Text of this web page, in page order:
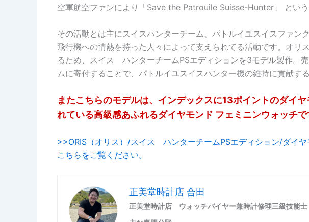
空軍航空ファンにより「Save the Patrouile Suisse-Hunter」 という
その活動とは主にスイスハンターチーム、パトルイユスイスファン
飛行機への情熱を持った人々によって支えられてる活動です。オリ
るため、スイス ハンターチームPSエディションを3モデル製作。
ムに寄付することで、パトルイユスイスハンター機の維持に貢献す
またこちらのモデルは、インデックスに13ポイントのダイ
れている高級感あふれるダイヤモンド フェミニンウォッチで
>>ORIS（オリス）/スイス ハンターチームPSエディション/ダイ
こちらをご覧ください。
正美堂時計店 合田
正美堂時計店 ウォッチバイヤー兼時計修理三級技能